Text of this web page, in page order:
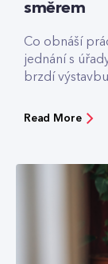
směrem
Co obnáší
jednání s
brzdí
Read More